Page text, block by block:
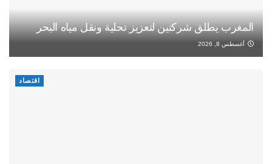
المغرب يطلق شركتين لتعزيز تحلية ونقل مياه البحر
أغسطس 8, 2026
اقتصاد